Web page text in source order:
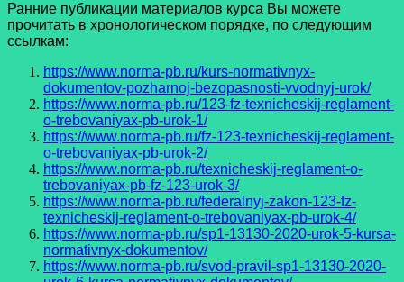
Ранние публикации материалов курса Вы можете
прочитать в хронологическом порядке, по следующим
ссылкам:
https://www.norma-pb.ru/kurs-normativnyx-
dokumentov-pozharnoj-bezopasnosti-vvodnyj-urok/
https://www.norma-pb.ru/123-fz-texnicheskij-reglament-
o-trebovaniyax-pb-urok-1/
https://www.norma-pb.ru/fz-123-texnicheskij-reglament-
o-trebovaniyax-pb-urok-2/
https://www.norma-pb.ru/texnicheskij-reglament-o-
trebovaniyax-pb-fz-123-urok-3/
https://www.norma-pb.ru/federalnyj-zakon-123-fz-
texnicheskij-reglament-o-trebovaniyax-pb-urok-4/
https://www.norma-pb.ru/sp1-13130-2020-urok-5-kursa-
normativnyx-dokumentov/
https://www.norma-pb.ru/svod-pravil-sp1-13130-2020-